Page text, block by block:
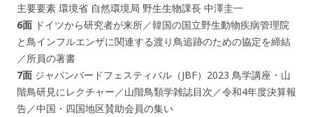
主要要素 環境省 自然環境局 野生生物課長 中澤圭一
6面 ドイツから研究者が来所／韓国の国立野生動物疾病管理院
と鳥インフルエンザに関連する渡り鳥追跡のための協定を締結
／所員の著書
7面 ジャパンバードフェスティバル（JBF）2023 鳥学講座・山
階鳥研見にレクチャー／山階鳥類学雑誌目次／令和4年度決算報
告／中国・四国地区賛助会員の集い